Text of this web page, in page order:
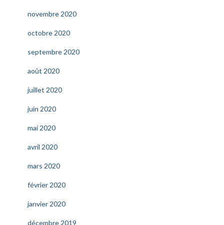
novembre 2020
octobre 2020
septembre 2020
août 2020
juillet 2020
juin 2020
mai 2020
avril 2020
mars 2020
février 2020
janvier 2020
décembre 2019